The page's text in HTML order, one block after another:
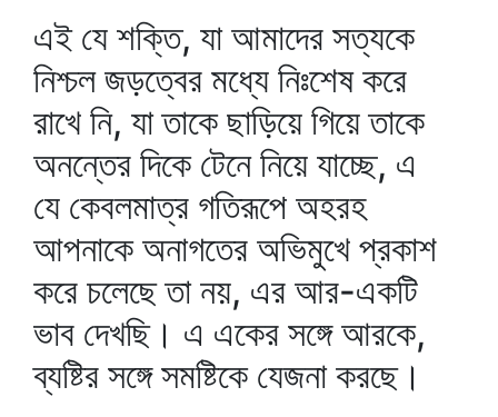
এই যে শক্তি, যা আমাদের সত্যকে
নিশ্চল জড়ত্বের মধ্যে নিঃশেষ করে
রাখে নি, যা তাকে ছাড়িয়ে গিয়ে তাকে
অনন্তের দিকে টেনে নিয়ে যাচ্ছে, এ
যে কেবলমাত্র গতিরূপে অহরহ
আপনাকে অনাগতের অভিমুখে প্রকাশ
করে চলেছে তা নয়, এর আর-একটি
ভাব দেখছি। এ একের সঙ্গে আরকে,
ব্যষ্টির সঙ্গে সমষ্টিকে যেজনা করছে।